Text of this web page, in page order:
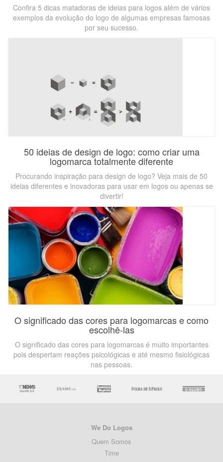
Confira 5 dicas matadoras de ideias para logos além de vários
exemplos da evolução do logo de algumas empresas famosas
por seu sucesso.
50 ideias de design de logo: como criar uma
logomarca totalmente diferente
Procurando inspiração para design de logo? Veja mais de 50
ideias diferentes e inovadoras para usar em logos ou apenas se
divertir!
O significado das cores para logomarcas e como
escolhê-las
O significado das cores para logomarcas é muito importantes
pois despertam reações psicológicas e até mesmo fisiológicas
nas pessoas.
We Do Logos
Quem Somos
Time